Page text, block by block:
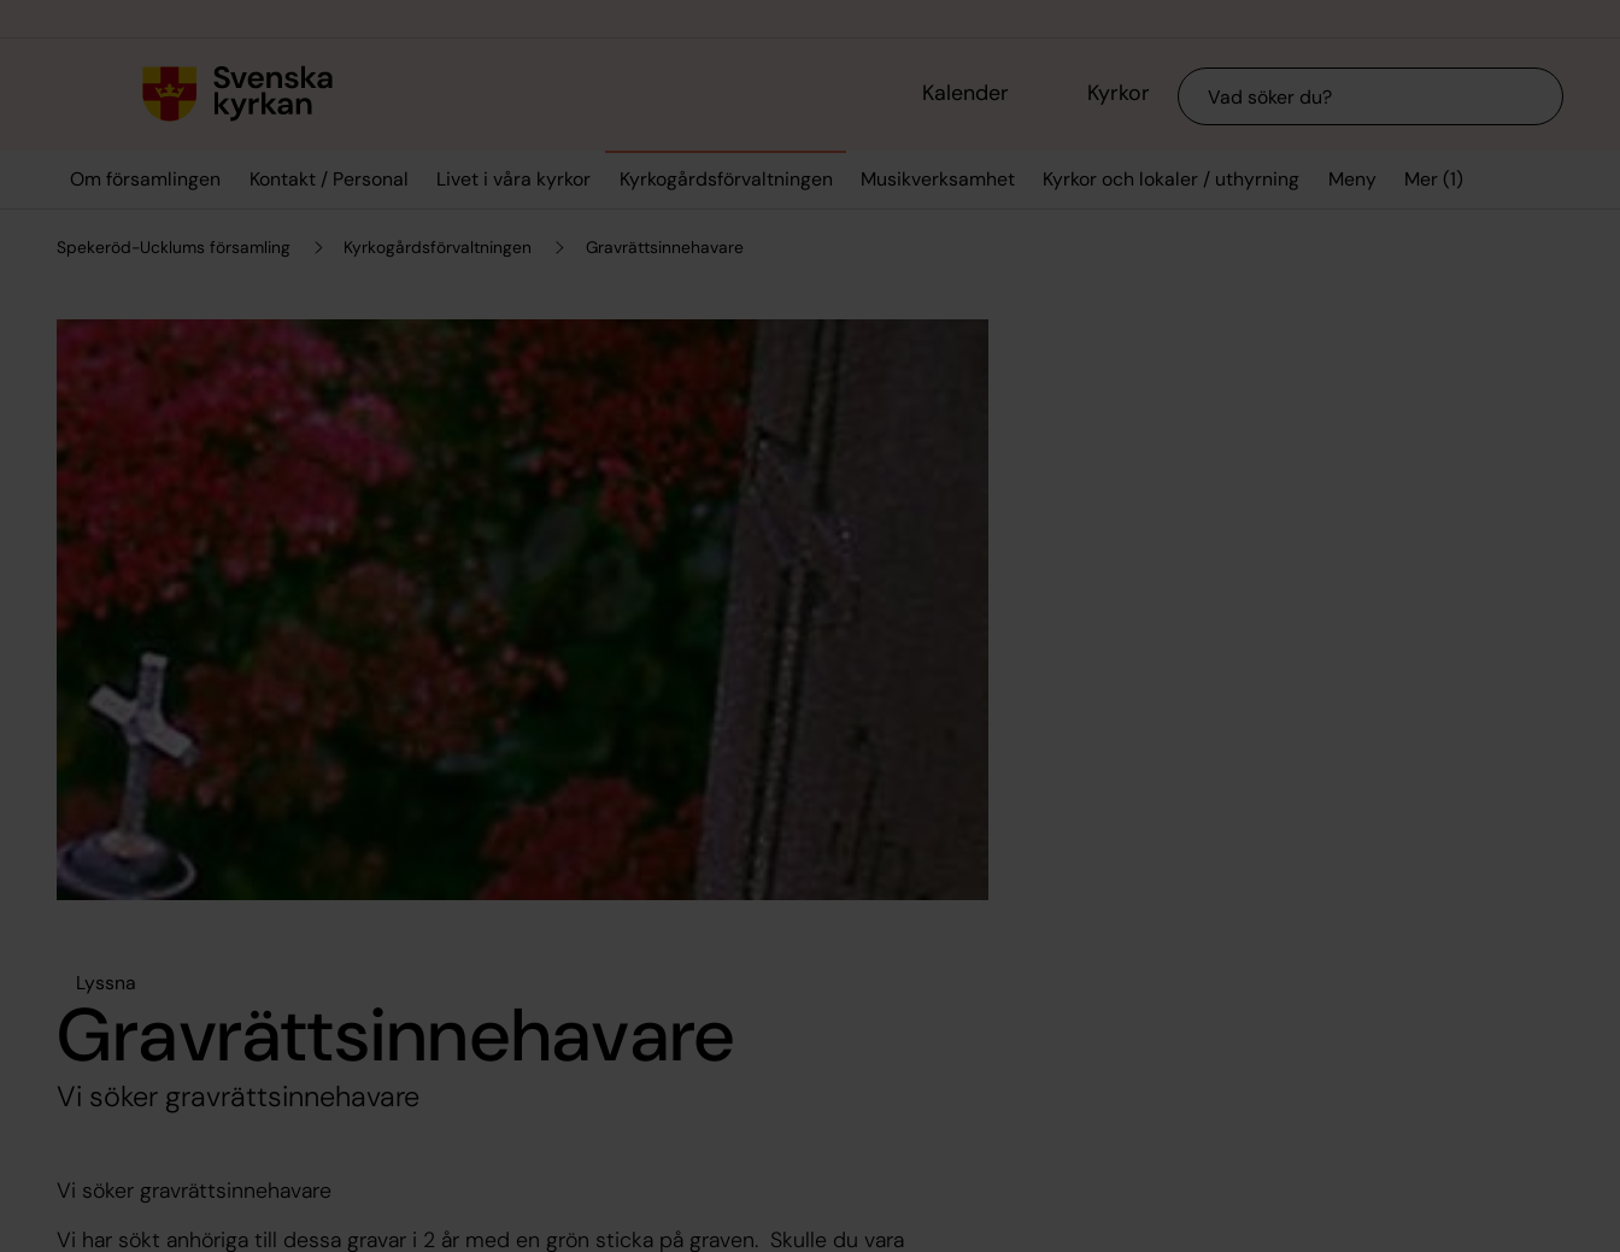
Kalender Kyrkor Sök
Om församlingen Kontakt / Personal Livet i våra kyrkor Kyrkogårdsförvaltningen Musikverksamhet Kyrkor och lokaler / uthyrning Meny Mer (1)
Spekeröd-Ucklums församling Kyrkogårdsförvaltningen Gravrättsinnehavare
Lyssna
Gravrättsinnehavare
Vi söker gravrättsinnehavare
Vi söker gravrättsinnehavare
Vi har sökt anhöriga till dessa gravar i 2 år med en grön sticka på graven. Skulle du vara